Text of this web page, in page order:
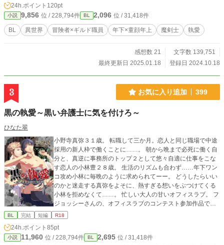
24h.ポイント 120pt
小説 9,856 位 / 228,794件 BL 2,096 位 / 31,418件
BL 異世界 冒険者×ギルド職員 年下×童顔年上 魔剣士 執愛
感想数 21
文字数 139,751
最終更新日 2025.01.18
登録日 2024.10.18
3 お気に入り追加 399
黒の執愛～黒い弁護士に気を付けろ～
ひなた翠
小野寺真弥３１歳。 転職して三か月。恋人と同じ職場で中途
採用の新人枠で働くことに……。 朝から晩まで必死に働く自
分と、真逆に事務所のトップ２として悠々自適に仕事をこな
す恋人の小林豊２８歳。 生活のリズムも合わず……年下ワン
コ攻め小林に毎晩のように求められてーー。 どうしたらいい
のかと迷走する真弥をよそに、熱すぎる想いをぶつけてくる
小林を拒めなくて……。 忙しい大人の甘いオフィスラブ。 フ
ジョッシーさんの、オフィスラブのコンテスト参加作品で
す。
BL 完結 短編 R18
24h.ポイント 85pt
小説 11,960 位 / 228,794件 BL 2,695 位 / 31,418件